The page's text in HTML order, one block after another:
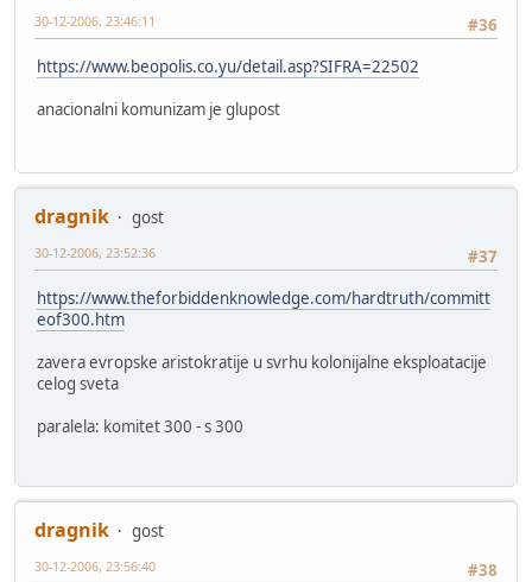
#36
30-12-2006, 23:46:11
https://www.beopolis.co.yu/detail.asp?SIFRA=22502
anacionalni komunizam je glupost
dragnik
gost
#37
30-12-2006, 23:52:36
https://www.theforbiddenknowledge.com/hardtruth/committ
eof300.htm
zavera evropske aristokratije u svrhu kolonijalne eksploatacije
celog sveta
paralela: komitet 300 - s 300
dragnik
gost
#38
30-12-2006, 23:56:40